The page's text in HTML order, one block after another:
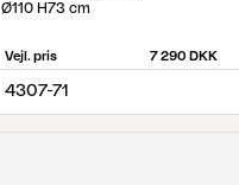
Ø110 H73 cm
Vejl. pris 7 290 DKK
4307-71